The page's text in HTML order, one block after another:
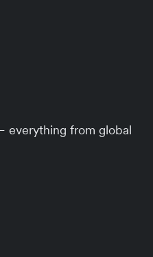
everything from global